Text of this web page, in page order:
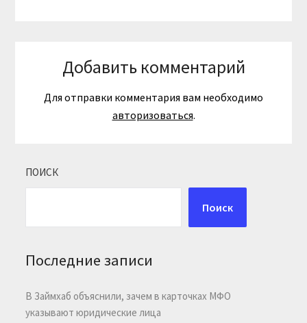
Добавить комментарий
Для отправки комментария вам необходимо
авторизоваться.
ПОИСК
Поиск
Последние записи
В Займхаб объяснили, зачем в карточках МФО
указывают юридические лица